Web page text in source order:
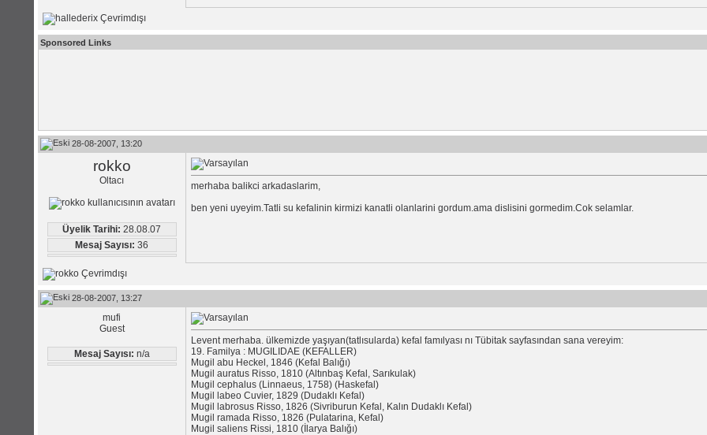
Sponsored Links
28-08-2007, 13:20
rokko
Oltacı
Üyelik Tarihi: 28.08.07
Mesaj Sayısı: 36
merhaba balikci arkadaslarim,
ben yeni uyeyim.Tatli su kefalinin kirmizi kanatli olanlarini gordum.ama dislisini gormedim.Cok selamlar.
28-08-2007, 13:27
mufi
Guest
Mesaj Sayısı: n/a
Levent merhaba. ülkemizde yaşıyan(tatlısularda) kefal famılyası nı Tübitak sayfasından sana vereyim:
19. Familya : MUGILIDAE (KEFALLER)
Mugil abu Heckel, 1846 (Kefal Balığı)
Mugil auratus Risso, 1810 (Altınbaş Kefal, Sarıkulak)
Mugil cephalus (Linnaeus, 1758) (Haskefal)
Mugil labeo Cuvier, 1829 (Dudaklı Kefal)
Mugil labrosus Risso, 1826 (Sivriburun Kefal, Kalın Dudaklı Kefal)
Mugil ramada Risso, 1826 (Pulatarina, Kefal)
Mugil saliens Rissi, 1810 (İlarya Balığı)